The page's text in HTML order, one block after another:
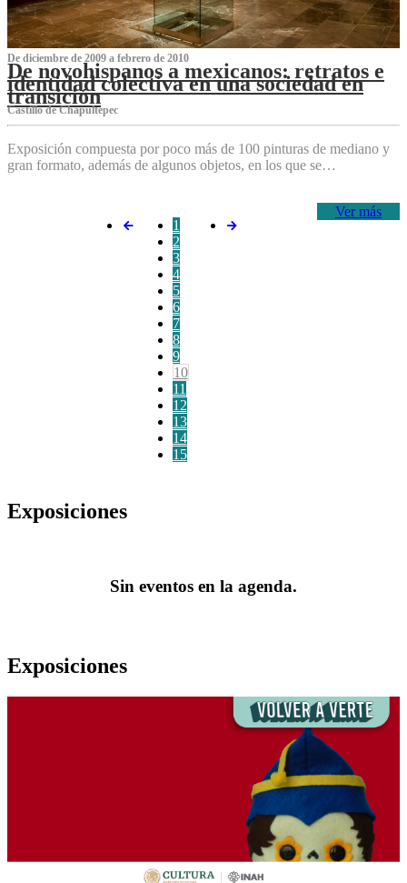
De diciembre de 2009 a febrero de 2010
De novohispanos a mexicanos: retratos e
identidad colectiva en una sociedad en
transición
Castillo de Chapultepec
Exposición compuesta por poco más de 100 pinturas de mediano y
gran formato, además de algunos objetos, en los que se…
Ver más
1
2
3
4
5
6
7
8
9
10
11
12
13
14
15
Exposiciones
Sin eventos en la agenda.
Exposiciones